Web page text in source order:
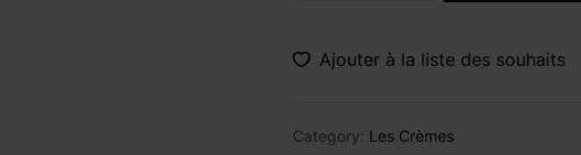
Ajouter à la liste des souhaits
Category: Les Crèmes